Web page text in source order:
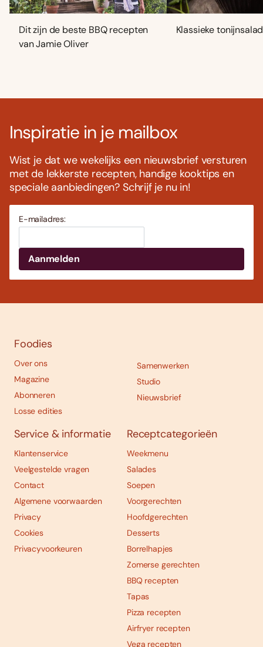
Dit zijn de beste BBQ recepten
van Jamie Oliver
Klassieke
Inspiratie in je mailbox
Wist je dat we wekelijks een nieuwsbrief versturen
met de lekkerste recepten, handige kooktips en
speciale aanbiedingen? Schrijf je nu in!
E-mailadres:
Foodies
Over ons
Magazine
Abonneren
Losse edities
Samenwerken
Studio
Nieuwsbrief
Service & informatie
Klantenservice
Veelgestelde vragen
Contact
Algemene voorwaarden
Privacy
Cookies
Privacyvoorkeuren
Receptcategorieën
Weekmenu
Salades
Soepen
Voorgerechten
Hoofdgerechten
Desserts
Borrelhapjes
Zomerse gerechten
BBQ recepten
Tapas
Pizza recepten
Airfryer recepten
Vega recepten